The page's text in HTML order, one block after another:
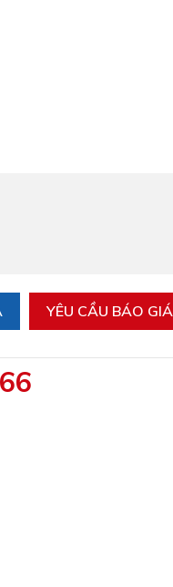
YÊU CẦU BÁO GIÁ